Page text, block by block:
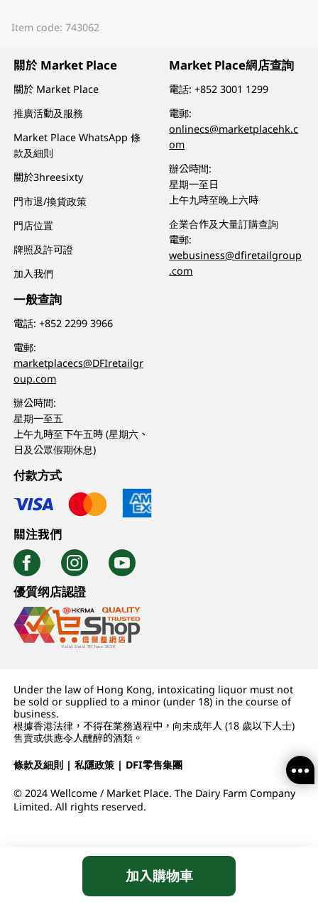
加入購物車
Item code: 743062
關於 Market Place
關於 Market Place
推廣活動及服務
Market Place WhatsApp 條
款及細則
關於3hreesixty
門市退/換貨政策
門店位置
牌照及許可證
加入我們
一般查詢
電話:+852 2299 3966
電郵:
marketplacecs@DFIretailgr
oup.com
辦公時間:
星期一至五
上午九時至下午五時 (星期六、
日及公眾假期休息)
Market Place網店查詢
電話:+852 3001 1299
電郵:
onlinecs@marketplacehk.c
om
辦公時間:
星期一至日
上午九時至晚上六時
企業合作及大量訂購查詢
電郵:
webusiness@dfiretailgroup
.com
付款方式
關注我們
優質纲店認證
Under the law of Hong Kong, intoxicating liquor must not
be sold or supplied to a minor (under 18) in the course of
business.
根據香港法律，不得在業務過程中，向未成年人 (18 歲以下人士)
售賣或供應令人醺醉的酒類。
條款及細則 |私隱政策 | DFI零售集團
© 2024 Wellcome / Market Place. The Dairy Farm Company
Limited. All rights reserved.